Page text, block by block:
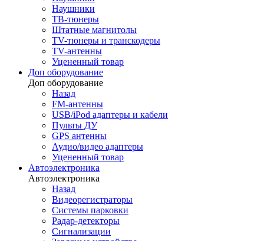
Наушники
ТВ-тюнеры
Штатные магнитолы
TV-тюнеры и транскодеры
TV-антенны
Уцененный товар
Доп оборудование
Доп оборудование
Назад
FM-антенны
USB/iPod адаптеры и кабели
Пульты ДУ
GPS антенны
Аудио/видео адаптеры
Уцененный товар
Автоэлектроника
Автоэлектроника
Назад
Видеорегистраторы
Системы парковки
Радар-детекторы
Сигнализации